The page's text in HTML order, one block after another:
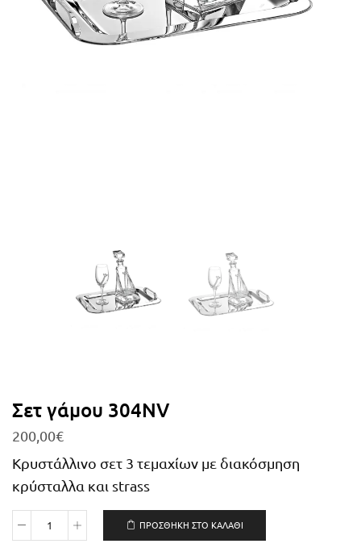
Σετ γάμου 304NV
200,00€
Κρυστάλλινο σετ 3 τεμαχίων με διακόσμηση
κρύσταλλα και strass
ΠΡΟΣΘΉΚΗ ΣΤΟ ΚΑΛΆΘΙ